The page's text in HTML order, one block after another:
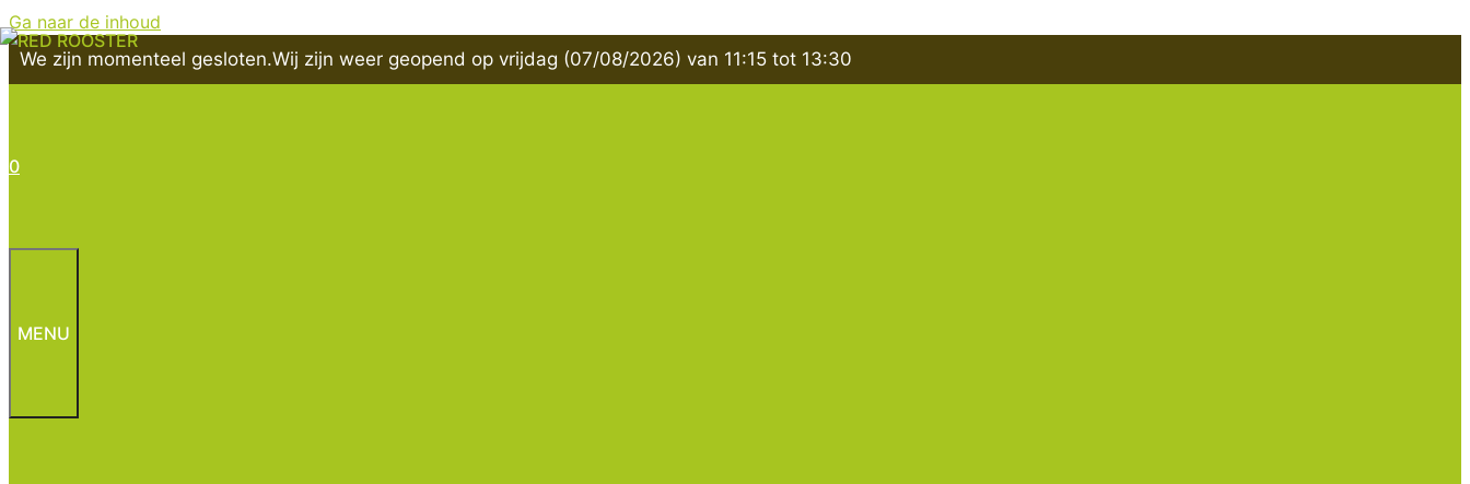
Ga naar de inhoud
We zijn momenteel gesloten.Wij zijn weer geopend op vrijdag (07/08/2026) van 11:15 tot 13:30
0
MENU